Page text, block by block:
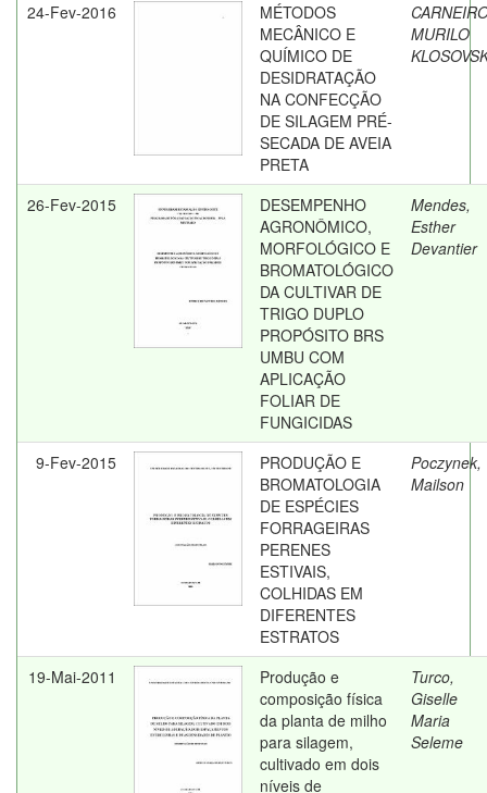
24-Fev-2016
MÉTODOS
MECÂNICO E
QUÍMICO DE
DESIDRATAÇÃO
NA CONFECÇÃO
DE SILAGEM PRÉ-
SECADA DE AVEIA
PRETA
MURILO
26-Fev-2015
DESEMPENHO
AGRONÔMICO,
MORFOLÓGICO E
BROMATOLÓGICO
DA CULTIVAR DE
TRIGO DUPLO
PROPÓSITO BRS
UMBU COM
APLICAÇÃO
FOLIAR DE
FUNGICIDAS
Mendes,
Esther
Devantier
9-Fev-2015
PRODUÇÃO E
BROMATOLOGIA
DE ESPÉCIES
FORRAGEIRAS
PERENES
ESTIVAIS,
COLHIDAS EM
DIFERENTES
ESTRATOS
Poczynek,
Mailson
19-Mai-2011
Produção e
composição física
da planta de milho
para silagem,
cultivado em dois
níveis de
Turco,
Giselle
Maria
Seleme